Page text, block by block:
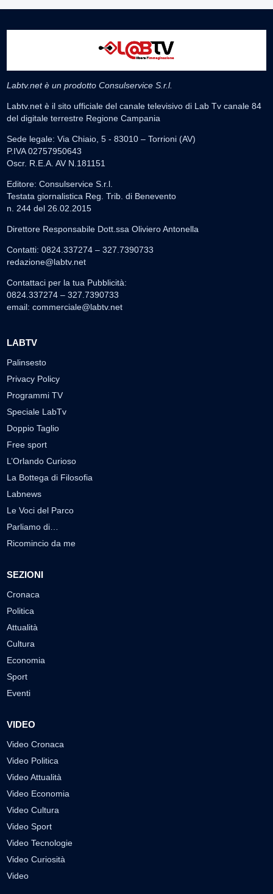
Labtv.net è un prodotto Consulservice S.r.l.
Labtv.net è il sito ufficiale del canale televisivo di Lab Tv canale 84
del digitale terrestre Regione Campania
Sede legale: Via Chiaio, 5 - 83010 – Torrioni (AV)
P.IVA 02757950643
Oscr. R.E.A. AV N.181151
Editore: Consulservice S.r.l.
Testata giornalistica Reg. Trib. di Benevento
n. 244 del 26.02.2015
Direttore Responsabile Dott.ssa Oliviero Antonella
Contatti: 0824.337274 – 327.7390733
redazione@labtv.net
Contattaci per la tua Pubblicità:
0824.337274 – 327.7390733
email: commerciale@labtv.net
LABTV
Palinsesto
Privacy Policy
Programmi TV
Speciale LabTv
Doppio Taglio
Free sport
L’Orlando Curioso
La Bottega di Filosofia
Labnews
Le Voci del Parco
Parliamo di…
Ricomincio da me
SEZIONI
Cronaca
Politica
Attualità
Cultura
Economia
Sport
Eventi
VIDEO
Video Cronaca
Video Politica
Video Attualità
Video Economia
Video Cultura
Video Sport
Video Tecnologie
Video Curiosità
Video